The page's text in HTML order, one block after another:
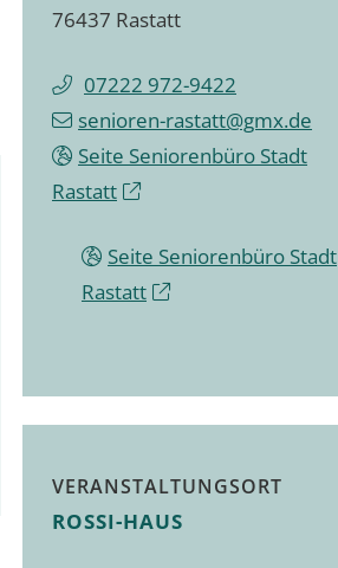
76437 Rastatt
07222 972-9422
senioren-rastatt@gmx.de
Seite Seniorenbüro Stadt
Rastatt
Seite Seniorenbüro Stadt
Rastatt
VERANSTALTUNGSORT
ROSSI-HAUS